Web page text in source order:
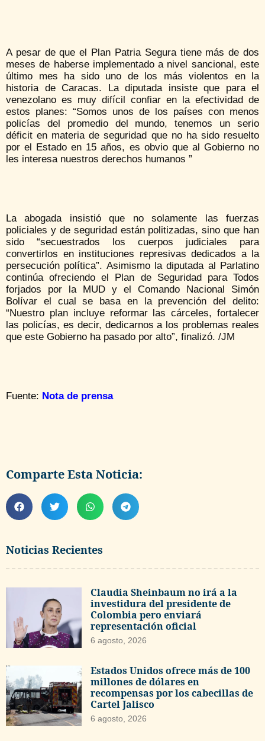
Noticias Recientes
Claudia Sheinbaum no irá a la
investidura del presidente de
Colombia pero enviará
representación oficial
6 agosto, 2026
Estados Unidos ofrece más de 100
millones de dólares en
recompensas por los cabecillas de
Cartel Jalisco
6 agosto, 2026
A pesar de que el Plan Patria Segura tiene más de dos
meses de haberse implementado a nivel sancional, este
último mes ha sido uno de los más violentos en la
historia de Caracas. La diputada insiste que para el
venezolano es muy difícil confiar en la efectividad de
estos planes: “Somos unos de los países con menos
policías del promedio del mundo, tenemos un serio
déficit en materia de seguridad que no ha sido resuelto
por el Estado en 15 años, es obvio que al Gobierno no
les interesa nuestros derechos humanos ”
La abogada insistió que no solamente las fuerzas
policiales y de seguridad están politizadas, sino que han
sido “secuestrados los cuerpos judiciales para
convertirlos en instituciones represivas dedicados a la
persecución política”. Asimismo la diputada al Parlatino
continúa ofreciendo el Plan de Seguridad para Todos
forjados por la MUD y el Comando Nacional Simón
Bolívar el cual se basa en la prevención del delito:
“Nuestro plan incluye reformar las cárceles, fortalecer
las policías, es decir, dedicarnos a los problemas reales
que este Gobierno ha pasado por alto”, finalizó. /JM
Fuente: Nota de prensa
Comparte Esta Noticia: